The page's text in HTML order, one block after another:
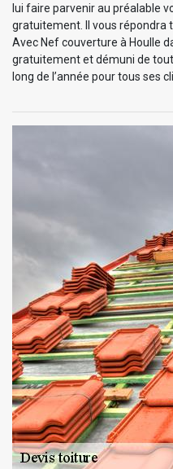
lui faire parvenir au préalable
gratuitement. Il vous répondra
Avec Nef couverture à Houlle
gratuitement et démuni de
long de l’année pour tous ses